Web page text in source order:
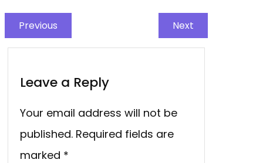
Previous Next
Leave a Reply
Your email address will not be
published. Required fields are
marked *